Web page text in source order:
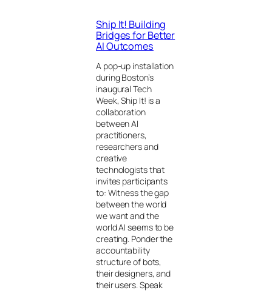
Ship It! Building
Bridges for Better
AI Outcomes
A pop-up installation
during Boston’s
inaugural Tech
Week, Ship It! is a
collaboration
between AI
practitioners,
researchers and
creative
technologists that
invites participants
to: Witness the gap
between the world
we want and the
world AI seems to be
creating. Ponder the
accountability
structure of bots,
their designers, and
their users. Speak